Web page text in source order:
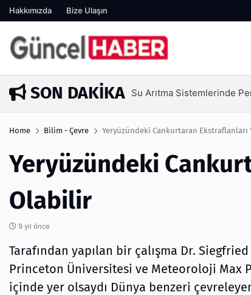
Hakkımızda Bize Ulaşın
SON DAKIKA
4 gün önce Su Arıtma Sistemlerinde
Home Bilim - Çevre Yeryüzündeki Cankurtaran
Yeryüzündeki
Olabilir
9 yıl önce
Tarafından yapılan bir çalışma Dr.
Princeton Üniversitesi ve Meteoroloji Max
içinde yer olsaydı Dünya benzeri